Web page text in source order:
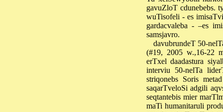
gavuZloT cdunebebs.
wuTisofeli - es
gardacvaleba - –es
samsjavro.
davubrundeT 50-
(#19, 2005 w.,16-22
erTxel daadastura
interviu 50-nelTa
striqonebs Soris
saqarTveloSi adgili
seqtantebis mier
maTi humanitaruli